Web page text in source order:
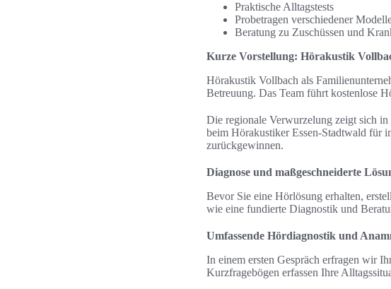
Praktische Alltagstests
Probetragen verschiedener
Beratung zu Zuschüssen und
Kurze Vorstellung: Hörakustik
Hörakustik Vollbach als
Betreuung. Das Team führt kostenlose
Die regionale Verwurzelung zeigt sich
beim Hörakustiker Essen-Stadtwald für
zurückgewinnen.
Diagnose und maßgeschneiderte
Bevor Sie eine Hörlösung erhalten,
wie eine fundierte Diagnostik und
Umfassende Hördiagnostik und
In einem ersten Gespräch erfragen wir
Kurzfragebögen erfassen Ihre